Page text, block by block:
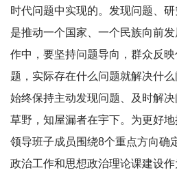
时代问题中实现的。发现问题、
是推动一个国家、一个民族向前
作中，要坚持问题导向，群众反
题，实际存在什么问题就解决什么
始终保持主动发现问题、及时解
草野，知屋漏者在宇下。为更好
领导班子成员围绕8个重点方向确
政治工作和思想政治理论课建设